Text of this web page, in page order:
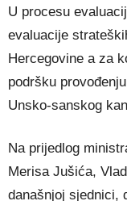
U procesu
evaluacije
Hercegovine a za
podršku
Unsko-sanskog
Na prijedlog
Merisa Jušića,
današnjoj sjednici,